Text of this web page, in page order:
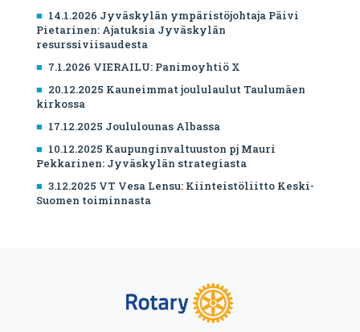
14.1.2026 Jyväskylän ympäristöjohtaja Päivi
Pietarinen: Ajatuksia Jyväskylän
resurssiviisaudesta
7.1.2026 VIERAILU: Panimoyhtiö X
20.12.2025 Kauneimmat joululaulut Taulumäen
kirkossa
17.12.2025 Joululounas Albassa
10.12.2025 Kaupunginvaltuuston pj Mauri
Pekkarinen: Jyväskylän strategiasta
3.12.2025 VT Vesa Lensu: Kiinteistöliitto Keski-
Suomen toiminnasta